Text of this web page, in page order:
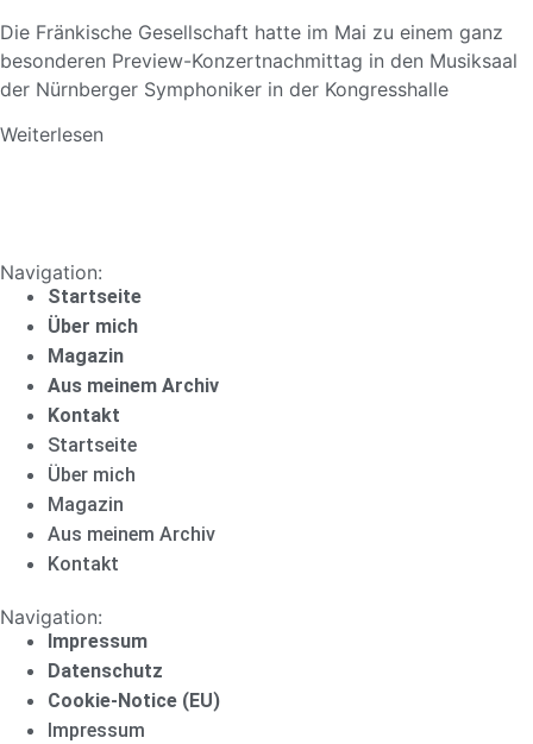
Die Fränkische Gesellschaft hatte im Mai zu einem ganz
besonderen Preview-Konzertnachmittag in den Musiksaal
der Nürnberger Symphoniker in der Kongresshalle
Weiterlesen
Navigation:
Startseite
Über mich
Magazin
Aus meinem Archiv
Kontakt
Startseite
Über mich
Magazin
Aus meinem Archiv
Kontakt
Navigation:
Impressum
Datenschutz
Cookie-Notice (EU)
Impressum